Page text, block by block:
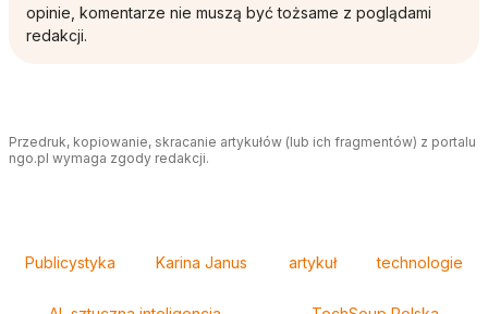
opinie, komentarze nie muszą być tożsame z poglądami
redakcji.
Przedruk, kopiowanie, skracanie artykułów (lub ich fragmentów) z portalu
ngo.pl wymaga zgody redakcji.
Publicystyka Karina Janus artykuł technologie